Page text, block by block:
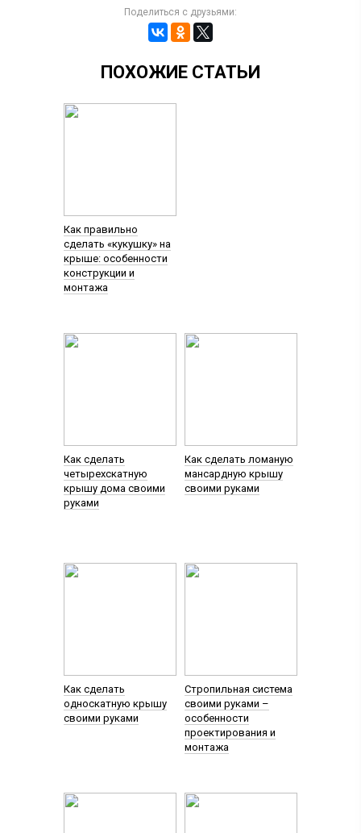
Поделиться с друзьями:
ПОХОЖИЕ СТАТЬИ
Как правильно
сделать «кукушку» на
крыше: особенности
конструкции и
монтажа
Как сделать
четырехскатную
крышу дома своими
руками
Как сделать ломаную
мансардную крышу
своими руками
Как сделать
односкатную крышу
своими руками
Стропильная система
своими руками –
особенности
проектирования и
монтажа